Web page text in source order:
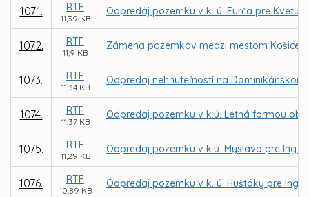
1071. RTF
11,39 KB
Odpredaj pozemku v k. ú. Furča pre Kvetu
1072. RTF
11,9 KB
Zámena pozemkov medzi mestom Košice
1073. RTF
11,34 KB
Odpredaj nehnuteľností na Dominikánskom
1074. RTF
11,37 KB
Odpredaj pozemku v k.ú. Letná formou
1075. RTF
11,29 KB
Odpredaj pozemku v k.ú. Myslava pre Ing.
1076. RTF
10,89 KB
Odpredaj pozemku v k. ú. Huštáky pre Ing.